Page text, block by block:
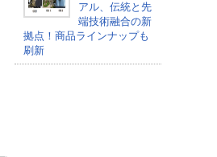
アル、伝統と先
端技術融合の新
拠点！商品ラインナップも
刷新